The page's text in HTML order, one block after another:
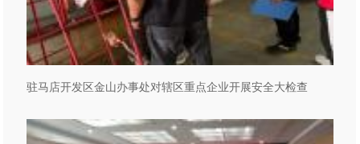
驻马店开发区金山办事处对辖区重点企业开展安全大检查